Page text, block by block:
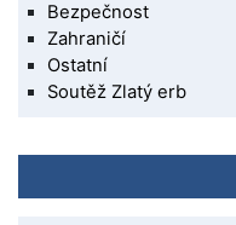
Bezpečnost
Zahraničí
Ostatní
Soutěž Zlatý erb